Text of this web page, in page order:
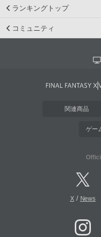
ランキングトップ
コミュニティ
関連商品
ゲー
X/ News